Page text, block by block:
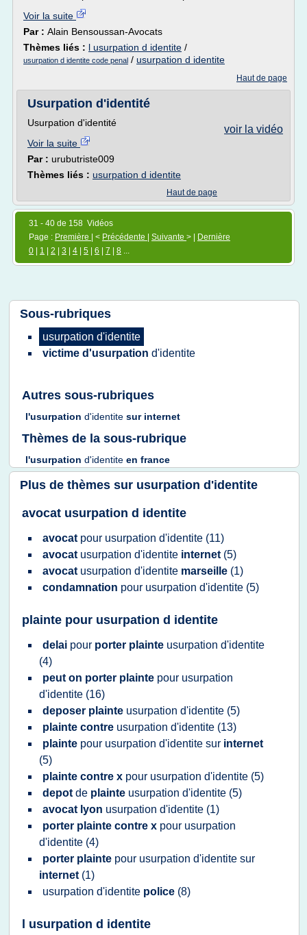
Voir la suite
Par : Alain Bensoussan-Avocats
Thèmes liés : l usurpation d identite /
usurpation d identite code penal / usurpation d identite
Haut de page
Usurpation d'identité
voir la vidéo
Usurpation d'identité
Voir la suite
Par : urubutriste009
Thèmes liés : usurpation d identite
Haut de page
31 - 40 de 158 Vidéos
Page : Première | < Précédente Suivante > |
Dernière
0
1 2 3 4 5 6 7 8 ...
Sous-rubriques
usurpation d'identite
victime d'usurpation d'identite
Autres sous-rubriques
l'usurpation d'identite sur internet
Thèmes de la sous-rubrique
l'usurpation d'identite en france
Plus de thèmes sur usurpation d'identite
avocat usurpation d identite
avocat pour usurpation d'identite (11)
avocat usurpation d'identite internet (5)
avocat usurpation d'identite marseille (1)
condamnation pour usurpation d'identite (5)
plainte pour usurpation d identite
delai pour porter plainte usurpation d'identite
(4)
peut on porter plainte pour usurpation
d'identite (16)
deposer plainte usurpation d'identite (5)
plainte contre usurpation d'identite (13)
plainte pour usurpation d'identite sur internet
(5)
plainte contre x pour usurpation d'identite (5)
depot de plainte usurpation d'identite (5)
avocat lyon usurpation d'identite (1)
porter plainte contre x pour usurpation
d'identite (4)
porter plainte pour usurpation d'identite sur
internet (1)
usurpation d'identite police (8)
l usurpation d identite